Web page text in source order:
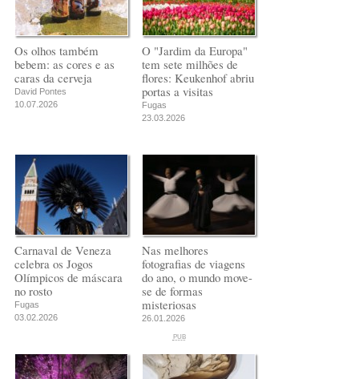
Os olhos também
bebem: as cores e as
caras da cerveja
David Pontes
10.07.2026
O "Jardim da Europa"
tem sete milhões de
flores: Keukenhof abriu
portas a visitas
Fugas
23.03.2026
Carnaval de Veneza
celebra os Jogos
Olímpicos de máscara
no rosto
Fugas
03.02.2026
Nas melhores
fotografias de viagens
do ano, o mundo move-
se de formas
misteriosas
26.01.2026
PUB
PUB